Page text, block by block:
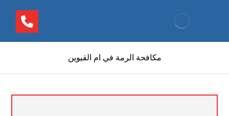
مكافحة الرمة في ام القيوين